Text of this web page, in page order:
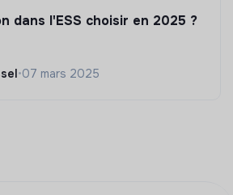
dans l'ESS choisir en 2025 ?
•07 mars 2025